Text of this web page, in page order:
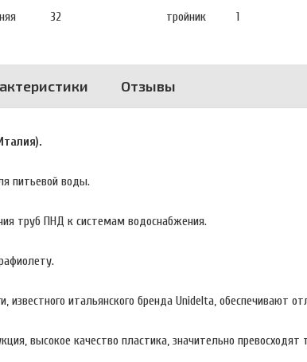
32 тройник 1
Отзывы
питьевой воды.
труб ПНД к системам водоснабжения.
известного итальянского бренда Unidelta, обеспечивают
высокое качество пластика, значительно превосходят